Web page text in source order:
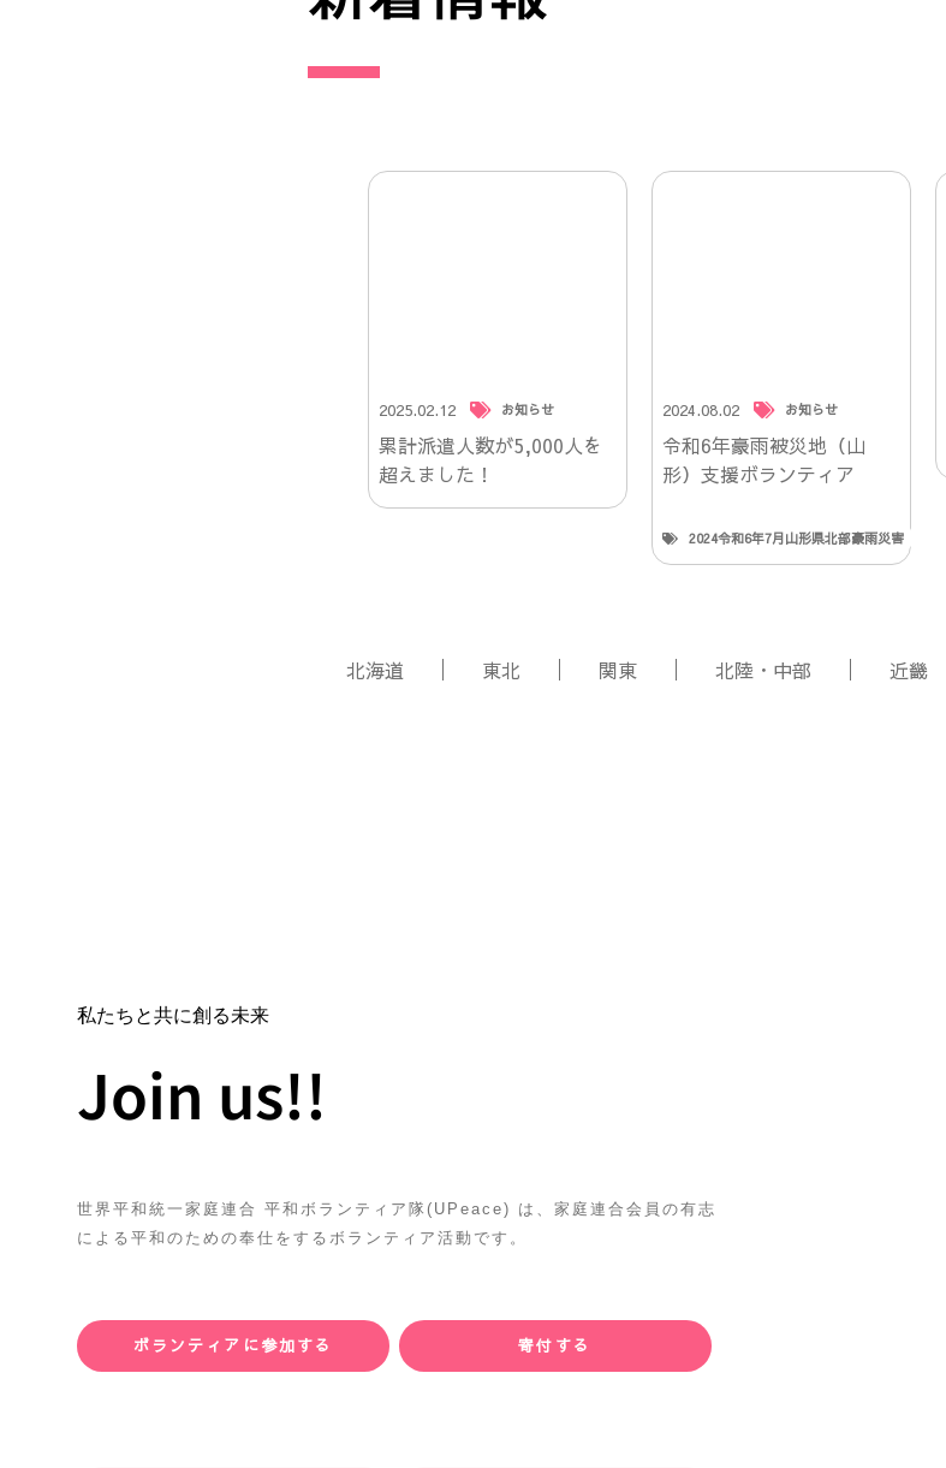
2025.02.12 お知らせ
累計派遣人数が5,000人を
超えました！
2024.08.02 お知らせ
令和6年豪雨被災地（山
形）支援ボランティア
2024令和6年7月山形県北部豪雨災害
北海道 東北 関東 北陸・中部 近畿
私たちと共に創る未来
Join us!!
世界平和統一家庭連合 平和ボランティア隊(UPeace) は、家庭連合会員の有志
による平和のための奉仕をするボランティア活動です。
ボランティアに参加する 寄付する